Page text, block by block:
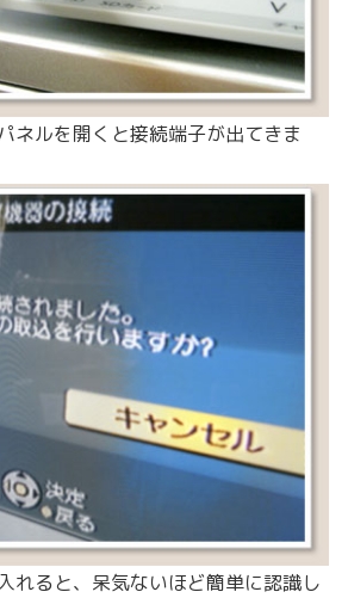
ネルを開くと接続端子が出てきま
れると、呆気ないほど簡単に認識し